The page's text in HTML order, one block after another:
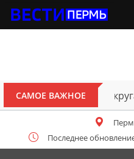
САМОЕ ВАЖНОЕ
Октябрьского
Последнее